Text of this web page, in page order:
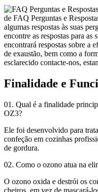
de FAQ Perguntas e
algumas respostas às suas
encontre as respostas para as
encontrará respostas sobre a
de exaustão, bem como a
esclarecido contacte-nos,
Finalidade e
01. Qual é a finalidade
OZ3?
Ele foi desenvolvido para
confeção em cozinhas
de gordura.
02. Como o ozono atua na
O ozono oxida e destrói os
cheiros, em vez de mascará-